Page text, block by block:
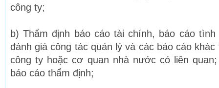
công ty;
b) Thẩm định báo cáo tài chính, báo cáo
đánh giá công tác quản lý và các báo cáo
công ty hoặc cơ quan nhà nước có liên
báo cáo thẩm định;